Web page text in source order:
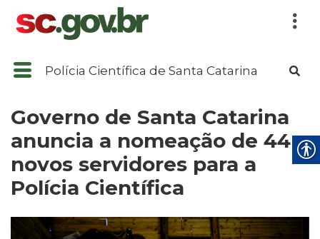
Polícia Científica de Santa Catarina
Governo de Santa Catarina
anuncia a nomeação de 44
novos servidores para a
Polícia Científica